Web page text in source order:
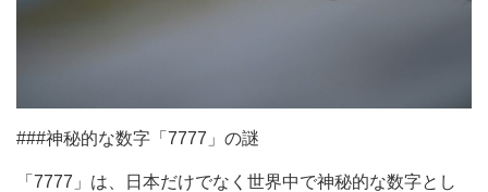
###神秘的な数字「7777」の謎
「7777」は、日本だけでなく世界中で神秘的な数字とし